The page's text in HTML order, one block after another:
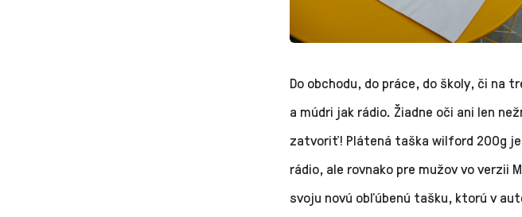
Do obchodu, do práce, do školy, či na
a múdri jak rádio. Žiadne oči ani len
zatvoriť! Plátená taška wilford 200g
rádio, ale rovnako pre mužov vo verzii
svoju novú obľúbenú tašku, ktorú v